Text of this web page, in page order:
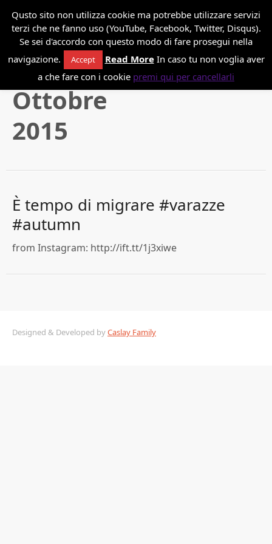
*Danilo Paissan
Ottobre
2015
È tempo di migrare #varazze
#autumn
from Instagram: http://ift.tt/1j3xiwe
Designed & Developed byCaslay Family
Qusto sito non utilizza cookie ma potrebbe utilizzare servizi
terzi che ne fanno uso (YouTube, Facebook, Twitter, Disqus).
Se sei d'accordo con questo modo di fare prosegui nella
navigazione.
Accept Read MoreIn caso tu non voglia aver
a che fare con i cookie premi qui per cancellarli